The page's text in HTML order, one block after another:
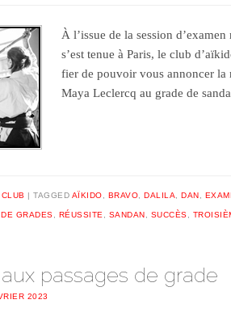
À l’issue de la session
s’est tenue à Paris, le club
fier de pouvoir vous annoncer la
Maya Leclercq au grade de
TAGGED AÏKIDO BRAVO ,DALILA ,DAN
GRADES RÉUSSITE SANDAN SUCCÈS
passages de grade
2023